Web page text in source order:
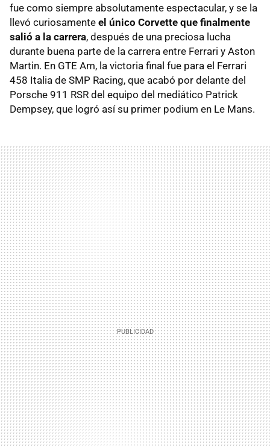
fue como siempre absolutamente espectacular, y se la
llevó curiosamente el único Corvette que finalmente
salió a la carrera, después de una preciosa lucha
durante buena parte de la carrera entre Ferrari y Aston
Martin. En GTE Am, la victoria final fue para el Ferrari
458 Italia de SMP Racing, que acabó por delante del
Porsche 911 RSR del equipo del mediático Patrick
Dempsey, que logró así su primer podium en Le Mans.